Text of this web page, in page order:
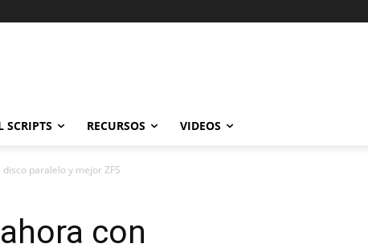
SCRIPTS RECURSOS VIDEOS
paralelo y mejor ZFS
con